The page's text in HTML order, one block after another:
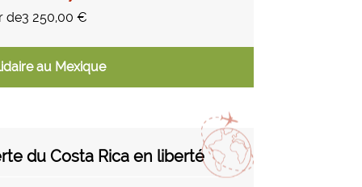
de3 250,00 €
au Mexique
du Costa Rica en liberté